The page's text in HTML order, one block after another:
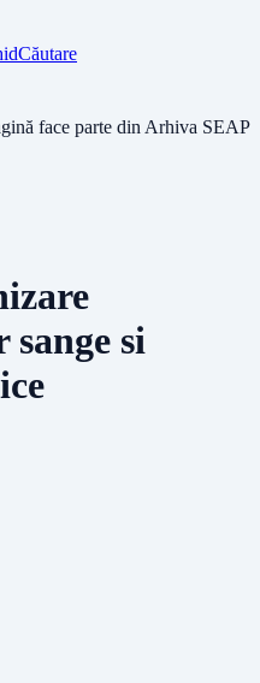
Căutare
face parte din Arhiva SEAP
si